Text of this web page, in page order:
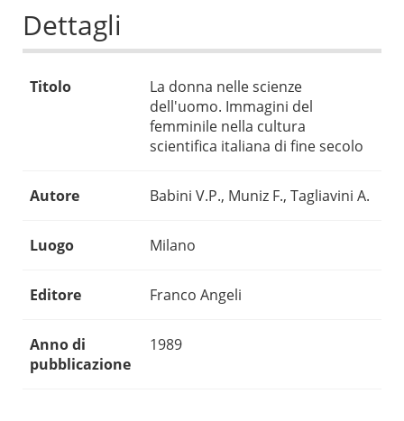
Dettagli
Titolo
La donna nelle scienze
dell'uomo. Immagini del
femminile nella cultura
scientifica italiana di fine secolo
Autore Babini V.P., Muniz F., Tagliavini A.
Luogo Milano
Editore Franco Angeli
Anno di
pubblicazione
1989